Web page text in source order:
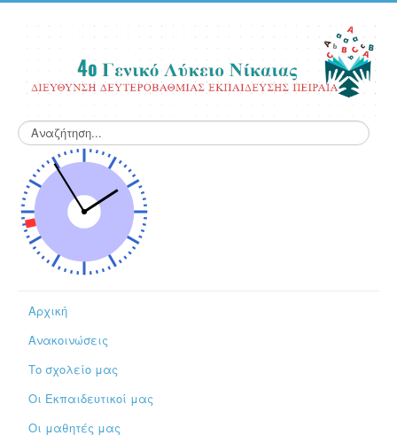
Αναζήτηση...
Αρχική
Ανακοινώσεις
Το σχολείο μας
Οι Εκπαιδευτικοί μας
Οι μαθητές μας